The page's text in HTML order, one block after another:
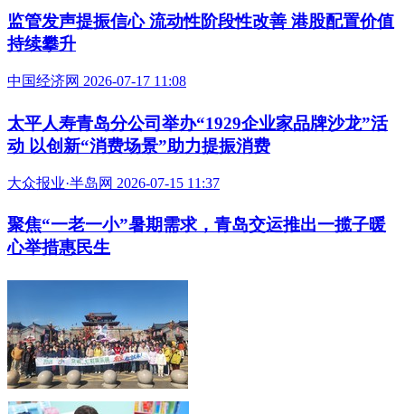
监管发声提振信心 流动性阶段性改善 港股配置价值
持续攀升
中国经济网 2026-07-17 11:08
太平人寿青岛分公司举办“1929企业家品牌沙龙”活
动 以创新“消费场景”助力提振消费
大众报业·半岛网 2026-07-15 11:37
聚焦“一老一小”暑期需求，青岛交运推出一揽子暖
心举措惠民生